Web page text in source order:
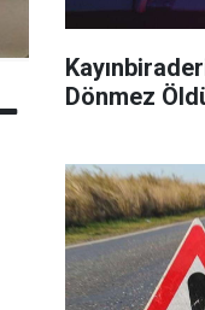
Dönmez